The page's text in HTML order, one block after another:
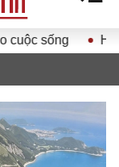
Hướng tới Đại hội